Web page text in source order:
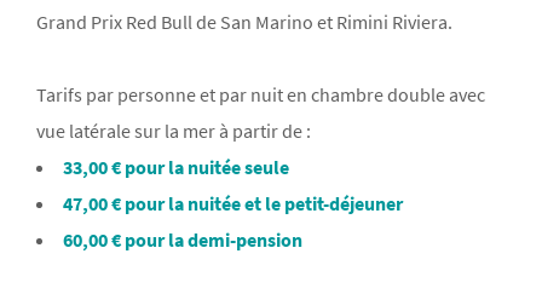
Grand Prix Red Bull de San Marino et Rimini Riviera.
Tarifs par personne et par nuit en chambre double avec
vue latérale sur la mer à partir de :
33,00 € pour la nuitée seule
47,00 € pour la nuitée et le petit-déjeuner
60,00 € pour la demi-pension